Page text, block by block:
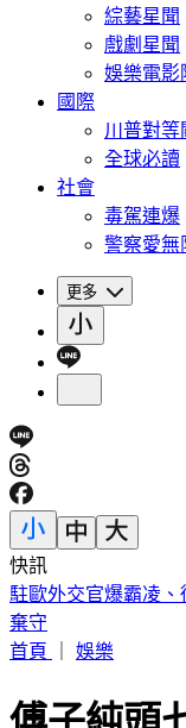
綜藝星聞
戲劇星聞
娛樂電影
國際
川普對等
全球必讀
社會
毒駕連爆
警察愛無
更多
快訊
輕度颱風「琵鷺」
首頁
傅子純頭